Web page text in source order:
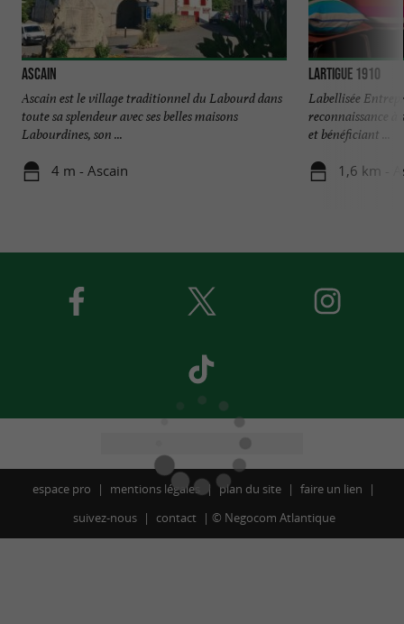
Ascain
Ascain est le village traditionnel du Labourd dans
toute sa splendeur avec ses belles maisons
Labourdines, son ...
4 m - Ascain
Lartigue 1910
Labellisée
reconnaissance
et bénéficiant ...
1,6 km -
espace pro mentions légales plan du site
faire un lien
suivez-nous
contact © Negocom Atlantique